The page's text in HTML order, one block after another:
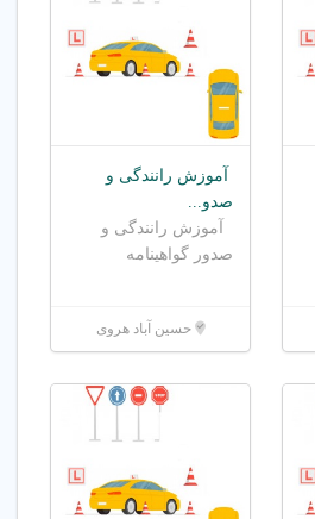
آموزش رانندگی و
صدو...
آموزش رانندگی و
صدور گواهینامه
حسین آباد هروی